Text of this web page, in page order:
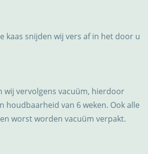
kaas snijden wij vers af in het door u
wij vervolgens vacuüm, hierdoor
houdbaarheid van 6 weken. Ook alle
worst worden vacuüm verpakt.